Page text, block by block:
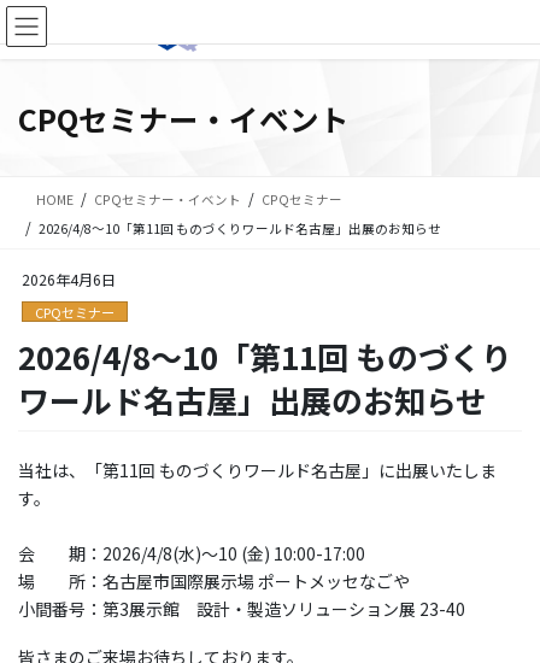
コ
ン
ナ
ビ
CPQセミナー・イベント
HOME CPQセミナー・イベント
CPQセミナー
2026/4/8～10「第11回 ものづくりワールド名古屋」出展のお知らせ
2026年4月6日
CPQセミナー
2026/4/8～10「第11回 ものづくり
ワールド名古屋」出展のお知らせ
当社は、「第11回 ものづくりワールド名古屋」に出展いたしま
す。
会 期：2026/4/8(水)～10 (金) 10:00-17:00
場 所：名古屋市国際展示場 ポートメッセなごや
小間番号：第3展示館 設計・製造ソリューション展 23-40
皆さまのご来場お待ちしております。